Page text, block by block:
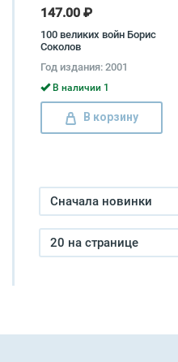
147.00 ₽
100 великих войн Борис
Соколов
Год издания: 2001
В наличии 1
В корзину
Сначала новинки
20 на странице